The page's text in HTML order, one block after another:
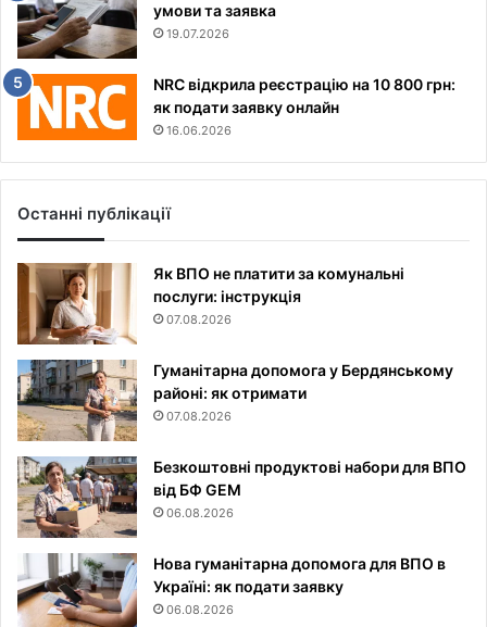
умови та заявка
19.07.2026
NRC відкрила реєстрацію на 10 800 грн:
як подати заявку онлайн
16.06.2026
Останні публікації
Як ВПО не платити за комунальні
послуги: інструкція
07.08.2026
Гуманітарна допомога у Бердянському
районі: як отримати
07.08.2026
Безкоштовні продуктові набори для ВПО
від БФ GEM
06.08.2026
Нова гуманітарна допомога для ВПО в
Україні: як подати заявку
06.08.2026